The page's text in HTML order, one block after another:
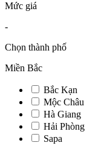
Mức giá
-
Chọn thành phố
Miền Bắc
Bắc Kạn
Mộc Châu
Hà Giang
Hải Phòng
Sapa